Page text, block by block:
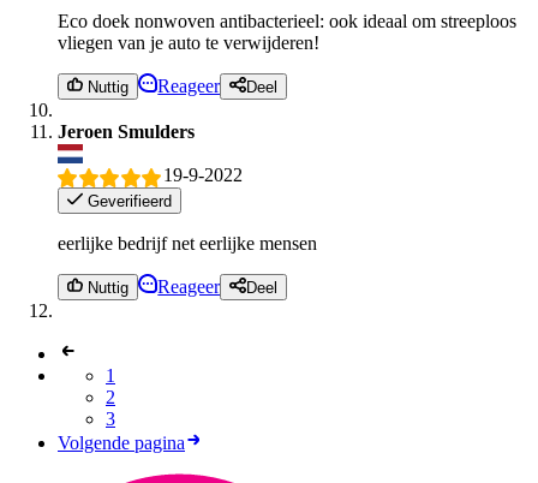
Eco doek nonwoven antibacterieel: ook ideaal om streeploos
vliegen van je auto te verwijderen!
Nuttig Reageer Deel
Jeroen Smulders
19-9-2022
Geverifieerd
eerlijke bedrijf net eerlijke mensen
Nuttig Reageer Deel
1
2
3
Volgende pagina